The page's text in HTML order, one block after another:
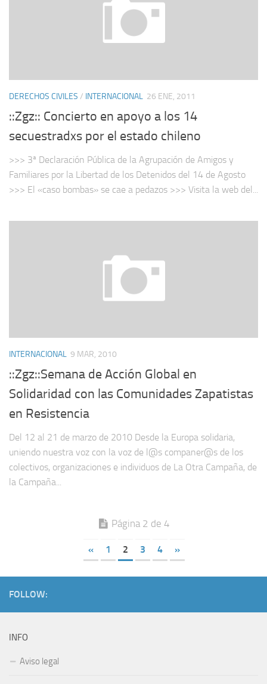
DERECHOS CIVILES / INTERNACIONAL 26 ENE, 2011
::Zgz:: Concierto en apoyo a los 14
secuestradxs por el estado chileno
>>> 3ª Declaración Pública de la Agrupación de Amigos y
Familiares por la Libertad de los Detenidos del 14 de Agosto
>>> El «caso bombas» se cae a pedazos >>> Visita la web del...
INTERNACIONAL 9 MAR, 2010
::Zgz::Semana de Acción Global en
Solidaridad con las Comunidades Zapatistas
en Resistencia
Del 12 al 21 de marzo de 2010 Desde la Europa solidaria,
uniendo nuestra voz con la voz de l@s companer@s de los
colectivos, organizaciones e individuos de La Otra Campaña, de
la Campaña...
Página 2 de 4
« 1 2 3 4 »
FOLLOW:
INFO
Aviso legal